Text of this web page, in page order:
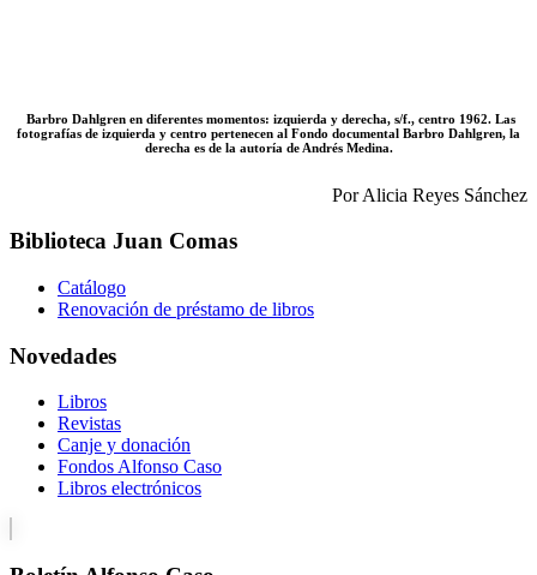
Barbro Dahlgren en diferentes momentos: izquierda y derecha, s/f., centro 1962. Las
fotografías de izquierda y centro pertenecen al Fondo documental Barbro Dahlgren, la
derecha es de la autoría de Andrés Medina.
Por Alicia Reyes Sánchez
Biblioteca Juan Comas
Catálogo
Renovación de préstamo de libros
Novedades
Libros
Revistas
Canje y donación
Fondos Alfonso Caso
Libros electrónicos